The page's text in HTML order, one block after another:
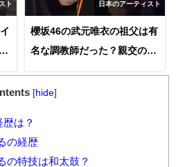
ト 日本のアーティスト
櫻坂46の武元唯衣の祖父は有
名な調教師だった？親交のあ
ど調べてみた
[hide]
は？
の経歴
の特技は和太鼓？